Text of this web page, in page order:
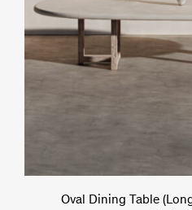
Oval Dining Table